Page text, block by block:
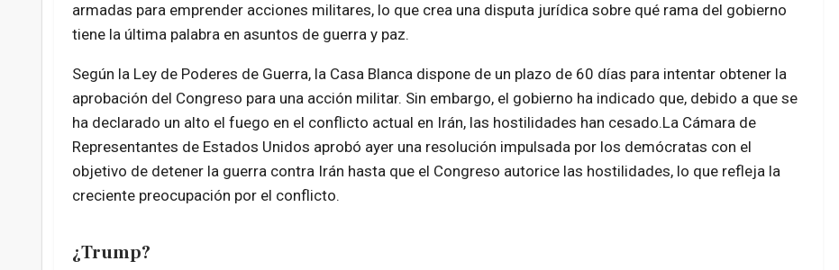
armadas para emprender acciones militares, lo que crea una disputa jurídica sobre qué rama del gobierno
tiene la última palabra en asuntos de guerra y paz.
Según la Ley de Poderes de Guerra, la Casa Blanca dispone de un plazo de 60 días para intentar obtener la
aprobación del Congreso para una acción militar. Sin embargo, el gobierno ha indicado que, debido a que se
ha declarado un alto el fuego en el conflicto actual en Irán, las hostilidades han cesado.La Cámara de
Representantes de Estados Unidos aprobó ayer una resolución impulsada por los demócratas con el
objetivo de detener la guerra contra Irán hasta que el Congreso autorice las hostilidades, lo que refleja la
creciente preocupación por el conflicto.
¿Trump?